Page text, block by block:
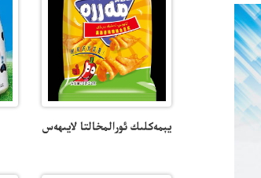
يېمەكلىك ئورالمخالتا لايىھەس